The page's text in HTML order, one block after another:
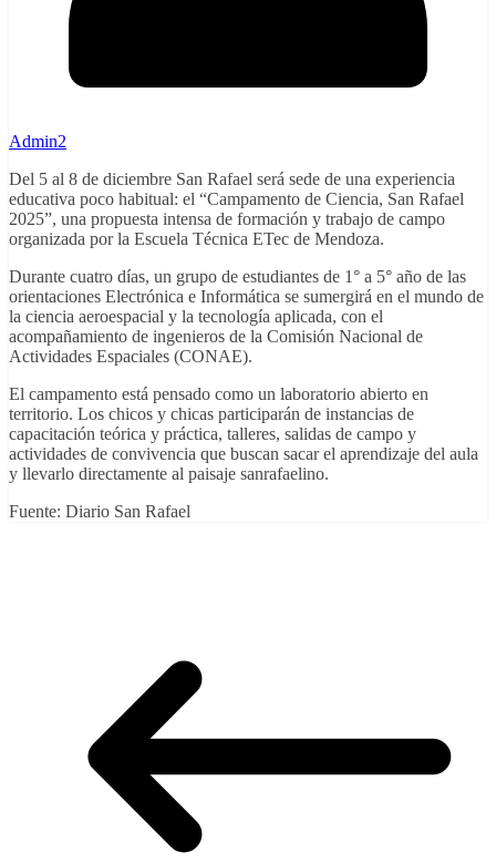
Admin2
Del 5 al 8 de diciembre San Rafael será sede de una experiencia
educativa poco habitual: el “Campamento de Ciencia, San Rafael
2025”, una propuesta intensa de formación y trabajo de campo
organizada por la Escuela Técnica ETec de Mendoza.
Durante cuatro días, un grupo de estudiantes de 1° a 5° año de las
orientaciones Electrónica e Informática se sumergirá en el mundo de
la ciencia aeroespacial y la tecnología aplicada, con el
acompañamiento de ingenieros de la Comisión Nacional de
Actividades Espaciales (CONAE).
El campamento está pensado como un laboratorio abierto en
territorio. Los chicos y chicas participarán de instancias de
capacitación teórica y práctica, talleres, salidas de campo y
actividades de convivencia que buscan sacar el aprendizaje del aula
y llevarlo directamente al paisaje sanrafaelino.
Fuente: Diario San Rafael